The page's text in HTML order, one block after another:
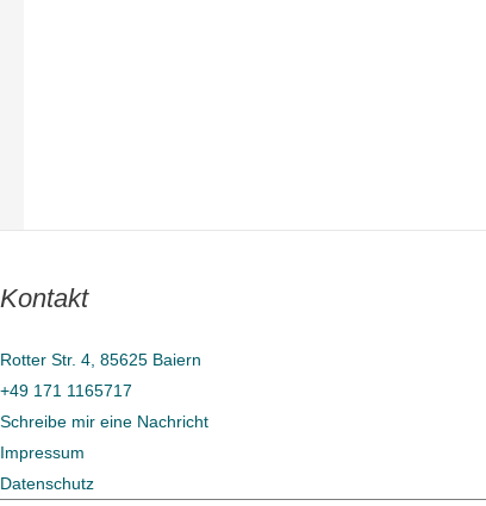
Kontakt
Rotter Str. 4, 85625 Baiern
+49 171 1165717
Schreibe mir eine Nachricht
Impressum
Datenschutz